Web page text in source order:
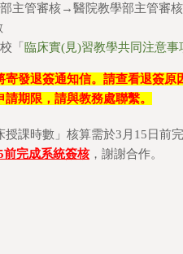
主管審核→醫院教學部主管審
「 臨床實(見)習教學共同注意事
發退簽通知信。請查看退簽
期限，請與教務處聯繫。
課時數」核算需於3月15日前
前完成系統簽核，謝謝合作。